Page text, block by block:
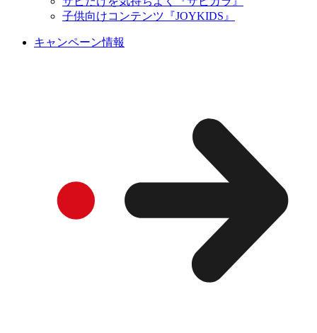
子供向けコンテンツ『JOYKIDS』
キャンペーン情報